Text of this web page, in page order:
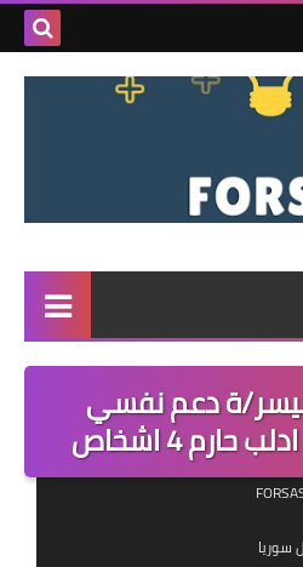
بحث
القائمة
مناقصات
فرص عمل داخل سوريا
ة دعم نفسي
4 اشخاص
سوريا